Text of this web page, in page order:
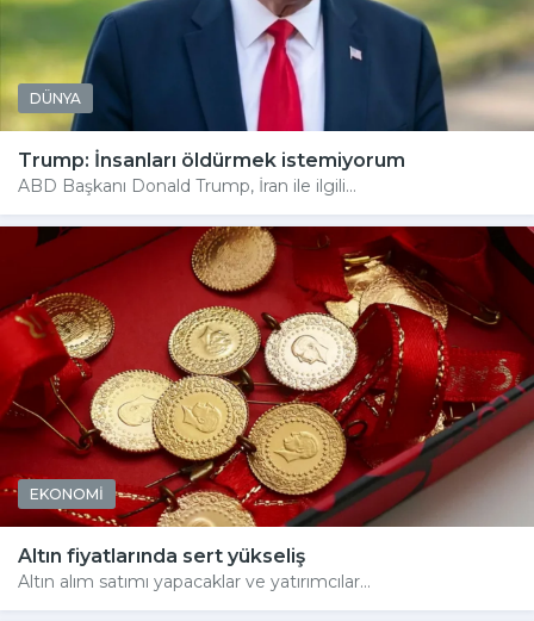
DÜNYA
Trump: İnsanları öldürmek istemiyorum
ABD Başkanı Donald Trump, İran ile ilgili...
EKONOMİ
Altın fiyatlarında sert yükseliş
Altın alım satımı yapacaklar ve yatırımcılar...